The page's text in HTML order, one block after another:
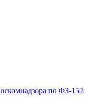
по ФЗ-152